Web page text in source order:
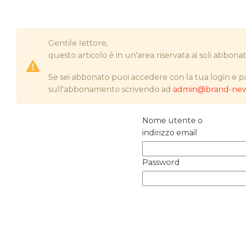
Gentile lettore,
questo articolo è in un'area riservata ai soli
Se sei abbonato puoi accedere con la tua login e
sull'abbonamento scrivendo adadmin@brand-
Nome utente o
indirizzo email
Password